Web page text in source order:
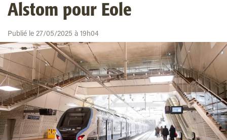
Alstom pour Eole
Publié le 27/05/2025 à 19h04